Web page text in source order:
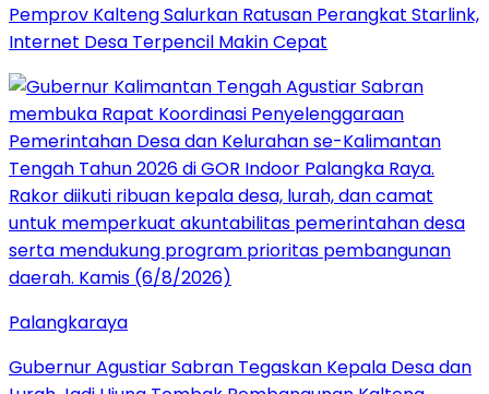
Pemprov Kalteng Salurkan Ratusan Perangkat Starlink,
Internet Desa Terpencil Makin Cepat
Palangkaraya
Gubernur Agustiar Sabran Tegaskan Kepala Desa dan